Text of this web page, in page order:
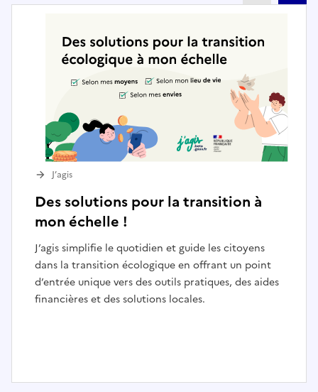
Des solutions pour la transition à
mon échelle !
J’agis simplifie le quotidien et guide les citoyens
dans la transition écologique en offrant un point
d’entrée unique vers des outils pratiques, des aides
financières et des solutions locales.
J’agis